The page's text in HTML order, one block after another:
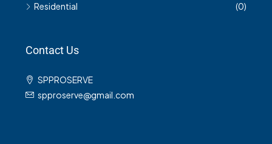
Residential
(0)
Contact Us
SPPROSERVE
spproserve@gmail.com